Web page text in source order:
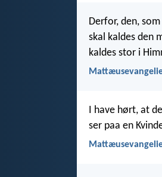
Derfor, den,
skal kaldes den
kaldes stor i
I have hørt, at
ser paa en